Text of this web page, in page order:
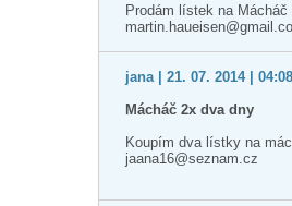
Prodám lístek na
jana | 21. 07. 2014 |
Mácháč 2x dva dny
Koupím dva lístky na
jaana16@seznam.cz